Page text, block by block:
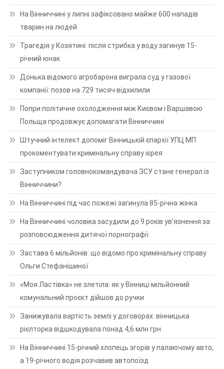
На Вінниччині у липні зафіксовано майже 600 нападів
тварин на людей
Трагедія у Козятині: після стрибка у воду загинув 15-
річний юнак
Донька відомого агробарона виграла суд у газової
компанії: позов на 729 тисяч відхилили
Попри політичне охолодження між Києвом і Варшавою
Польща продовжує допомагати Вінниччині
Штучний інтелект допоміг Вінницькій єпархії УПЦ МП
прокоментувати кримінальну справу ієрея
Заступником головнокомандувача ЗСУ стане генерал із
Вінниччини?
На Вінниччині під час пожежі загинула 85-річна жінка
На Вінниччині чоловіка засудили до 9 років ув’язнення за
розповсюдження дитячої порнографії
Застава 6 мільйонів: що відомо про кримінальну справу
Ольги Стефанішиної
«Моя Ластівка» не злетіла: як у Вінниці мільйонний
комунальний проєкт дійшов до ручки
Занижувала вартість землі у договорах: вінницька
рієлторка відшкодувала понад 4,6 млн грн
На Вінниччині 15-річний хлопець згорів у палаючому авто,
а 19-річного водія розчавив автопоїзд